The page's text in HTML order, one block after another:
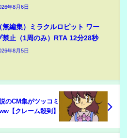
年8月6日
無編集）ミラクルロピット ワー
禁止（1周のみ）RTA 12分28秒
年8月5日
のCM集がツッコミ
【クレーム殺到】